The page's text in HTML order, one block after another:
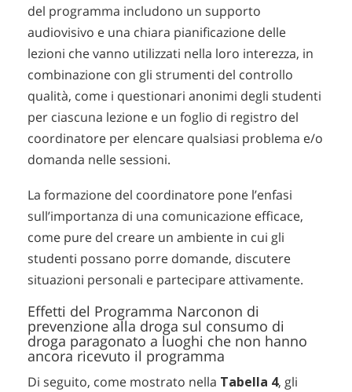
del programma includono un supporto
audiovisivo e una chiara pianificazione delle
lezioni che vanno utilizzati nella loro interezza, in
combinazione con gli strumenti del controllo
qualità, come i questionari anonimi degli studenti
per ciascuna lezione e un foglio di registro del
coordinatore per elencare qualsiasi problema e/o
domanda nelle sessioni.
La formazione del coordinatore pone l’enfasi
sull’importanza di una comunicazione efficace,
come pure del creare un ambiente in cui gli
studenti possano porre domande, discutere
situazioni personali e partecipare attivamente.
Effetti del Programma Narconon di
prevenzione alla droga sul consumo di
droga paragonato a luoghi che non hanno
ancora ricevuto il programma
Di seguito, come mostrato nella Tabella 4, gli